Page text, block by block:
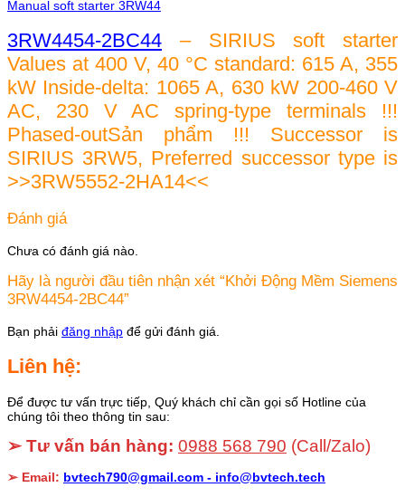
Manual soft starter 3RW44
3RW4454-2BC44 – SIRIUS soft starter
Values at 400 V, 40 °C standard: 615 A, 355
kW Inside-delta: 1065 A, 630 kW 200-460 V
AC, 230 V AC spring-type terminals !!!
Phased-outSản phẩm !!! Successor is
SIRIUS 3RW5, Preferred successor type is
>>3RW5552-2HA14<<
Đánh giá
Chưa có đánh giá nào.
Hãy là người đầu tiên nhận xét “Khởi Động Mềm Siemens
3RW4454-2BC44”
Bạn phải đăng nhập để gửi đánh giá.
Liên hệ:
Để được tư vấn trực tiếp, Quý khách chỉ cần gọi số Hotline của
chúng tôi theo thông tin sau:
➢ Tư vấn bán hàng: 0988 568 790 (Call/Zalo)
➢ Email: bvtech790@gmail.com - info@bvtech.tech